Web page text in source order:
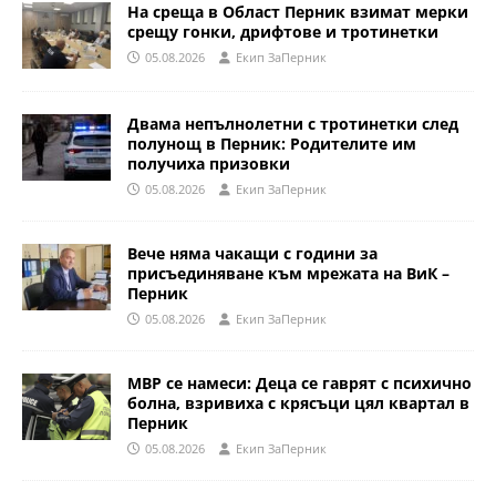
На среща в Област Перник взимат мерки
срещу гонки, дрифтове и тротинетки
05.08.2026 Eкип ЗаПерник
Двама непълнолетни с тротинетки след
полунощ в Перник: Родителите им
получиха призовки
05.08.2026 Eкип ЗаПерник
Вече няма чакащи с години за
присъединяване към мрежата на ВиК –
Перник
05.08.2026 Eкип ЗаПерник
МВР се намеси: Деца се гаврят с психично
болна, взривиха с крясъци цял квартал в
Перник
05.08.2026 Eкип ЗаПерник